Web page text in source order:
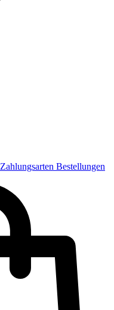
Zahlungsarten Bestellungen